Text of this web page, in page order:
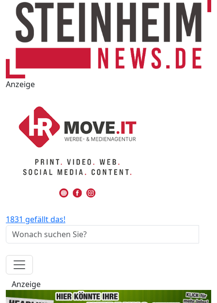
Anzeige
1831 gefällt das!
Anzeige